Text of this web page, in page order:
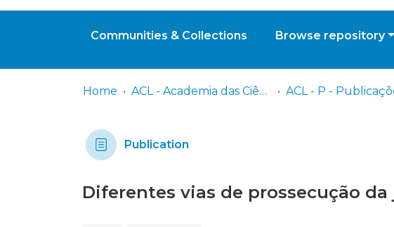
Communities & Collections Browse repository
Home ACL - Academia das Ciências de Lisboa ACL - P -
Publication
Diferentes vias de prossecução